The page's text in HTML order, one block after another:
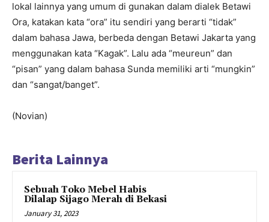
lokal lainnya yang umum di gunakan dalam dialek Betawi
Ora, katakan kata “ora” itu sendiri yang berarti “tidak”
dalam bahasa Jawa, berbeda dengan Betawi Jakarta yang
menggunakan kata “Kagak”. Lalu ada “meureun” dan
“pisan” yang dalam bahasa Sunda memiliki arti “mungkin”
dan “sangat/banget”.
(Novian)
Berita Lainnya
Sebuah Toko Mebel Habis
Dilalap Sijago Merah di Bekasi
January 31, 2023